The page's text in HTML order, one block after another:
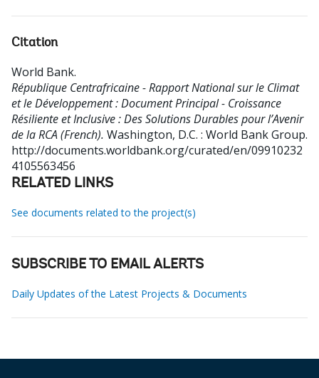
Citation
World Bank.
République Centrafricaine - Rapport National sur le Climat
et le Développement : Document Principal - Croissance
Résiliente et Inclusive : Des Solutions Durables pour l’Avenir
de la RCA (French). Washington, D.C. : World Bank Group.
http://documents.worldbank.org/curated/en/09910232
4105563456
RELATED LINKS
See documents related to the project(s)
SUBSCRIBE TO EMAIL ALERTS
Daily Updates of the Latest Projects & Documents